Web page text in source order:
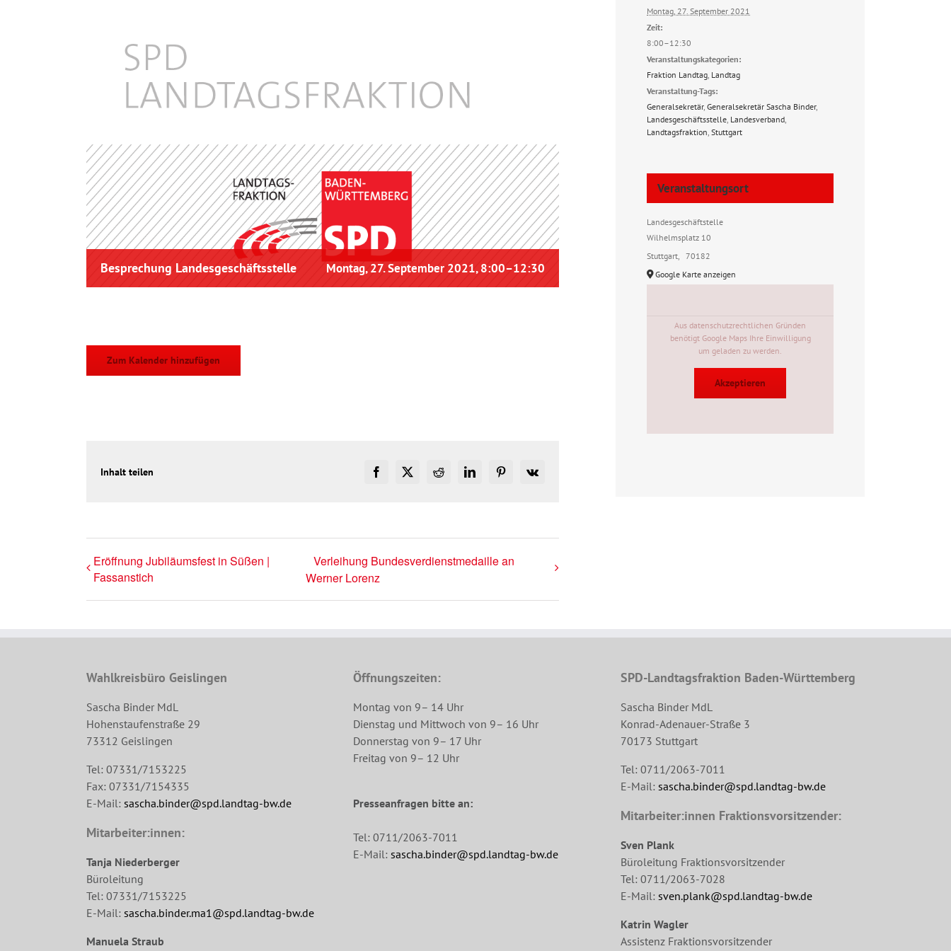
Besprechung Landesgeschäftsstelle Montag, 27. September 2021, 8:00–12:30
Zum Kalender hinzufügen
Inhalt teilen Facebook
X RedditLinkedInPinterest
Vk
Eröffnung Jubiläumsfest in Süßen |
Fassanstich
Verleihung Bundesverdienstmedaille an
Werner Lorenz
Montag, 27. September 2021
Zeit:
8:00–12:30
Veranstaltungskategorien:
Fraktion Landtag Landtag
Veranstaltung-Tags:
Generalsekretär, Generalsekretär Sascha Binder,
Landesgeschäftsstelle Landesverband
Landtagsfraktion Stuttgart
Veranstaltungsort
Landesgeschäftstelle
Wilhelmsplatz 10
Stuttgart
70182
Google Karte anzeigen
Aus datenschutzrechtlichen Gründen
benötigt Google Maps Ihre Einwilligung
um geladen zu werden.
Akzeptieren
Wahlkreisbüro Geislingen
Sascha Binder MdL
Hohenstaufenstraße 29
73312 Geislingen
Tel: 07331/7153225
Fax: 07331/7154335
E-Mail: sascha.binder@spd.landtag-bw.de
Mitarbeiter:innen:
Tanja Niederberger
Büroleitung
Tel: 07331/7153225
E-Mail: sascha.binder.ma1@spd.landtag-bw.de
Manuela Straub
Öffnungszeiten:
Montag von 9– 14 Uhr
Dienstag und Mittwoch von 9– 16 Uhr
Donnerstag von 9– 17 Uhr
Freitag von 9– 12 Uhr
Presseanfragen bitte an:
Tel: 0711/2063-7011
E-Mail: sascha.binder@spd.landtag-bw.de
SPD-Landtagsfraktion Baden-Württemberg
Sascha Binder MdL
Konrad-Adenauer-Straße 3
70173 Stuttgart
Tel: 0711/2063-7011
E-Mail: sascha.binder@spd.landtag-bw.de
Mitarbeiter:innen Fraktionsvorsitzender:
Sven Plank
Büroleitung Fraktionsvorsitzender
Tel: 0711/2063-7028
E-Mail: sven.plank@spd.landtag-bw.de
Katrin Wagler
Assistenz Fraktionsvorsitzender